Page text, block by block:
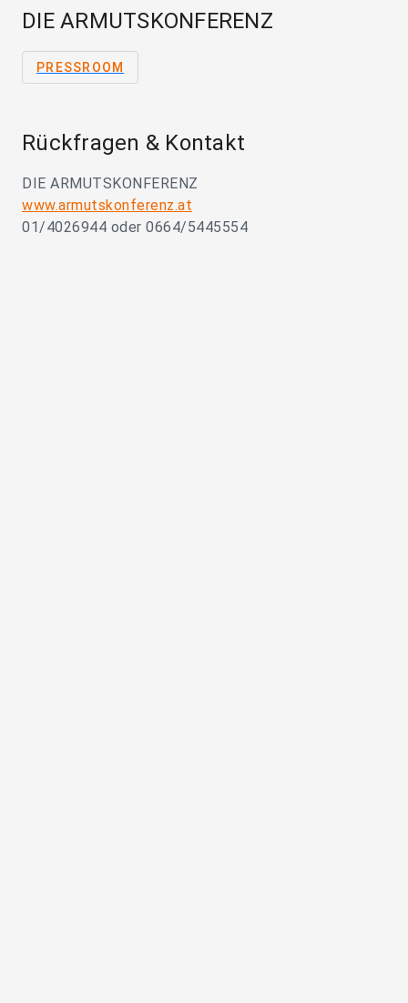
DIE ARMUTSKONFERENZ
PRESSROOM
Rückfragen & Kontakt
DIE ARMUTSKONFERENZ
www.armutskonferenz.at
01/4026944 oder 0664/5445554